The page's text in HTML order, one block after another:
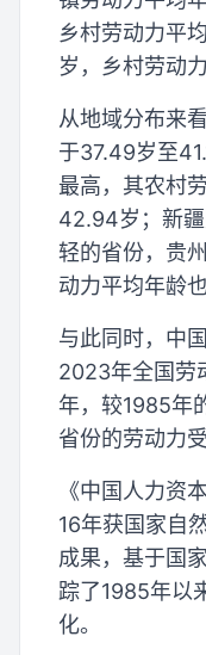
乡村劳动力平
岁，乡村劳动
从地域分布来
于37.49岁至
最高，其农村
42.94岁；新
轻的省份，贵
动力平均年龄
与此同时，中
2023年全国劳
年，较1985年
省份的劳动力
《中国人力资
16年获国家自
成果，基于国
踪了1985年以
化。